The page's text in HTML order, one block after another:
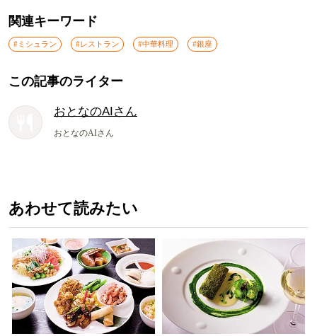
関連キーワード
#ミシュラン #レストラン #中華料理 #銀座
この記事のライター
おとなのAIさん
おとなのAIさん
あわせて読みたい